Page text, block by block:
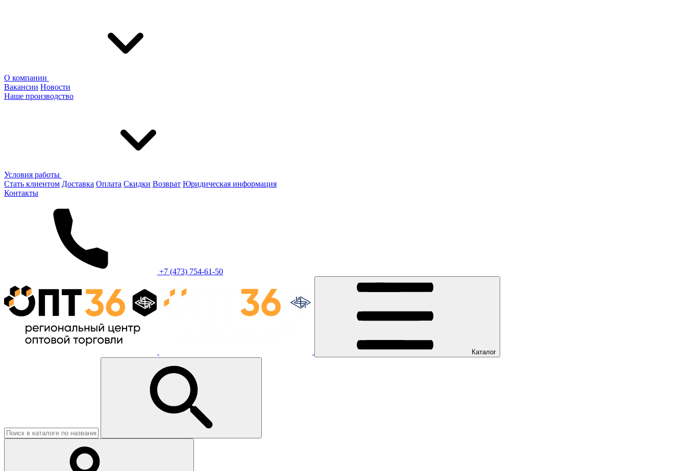
О компании
Вакансии Новости
Наше производство
Условия работы
Стать клиентом Доставка Оплата Скидки Возврат Юридическая информация
Контакты
+7 (473) 754-61-50
Каталог